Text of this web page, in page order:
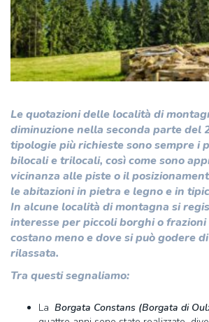
Le quotazioni delle località di
diminuzione nella seconda parte del
tipologie più richieste sono sempre i
bilocali e trilocali, così come sono
vicinanza alle piste o il
le abitazioni in pietra e legno e in
In alcune località di montagna si
interesse per piccoli borghi o
costano meno e dove si può godere
rilassata.
Tra questi segnaliamo:
La Borgata Constans (Borgata di